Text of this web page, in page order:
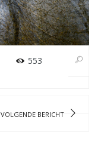
553
VOLGENDE BERICHT